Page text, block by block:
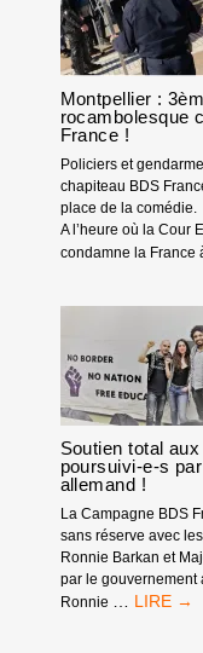
Montpellier :
rocambolesque
France !
Policiers et
chapiteau BDS
place de la comédie.
A l’heure où la Cour
condamne la France
Soutien total
poursuivi-e-s
allemand !
La Campagne BDS
sans réserve avec
Ronnie Barkan et
par le gouvernement
Ronnie
SOUTIEN